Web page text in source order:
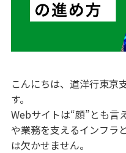
こんにちは、道洋行東京
す。
Webサイトは“顔”とも言
や業務を支えるインフラ
は欠かせません。